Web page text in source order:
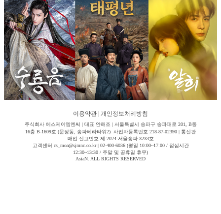
이용약관 개인정보처리방침
주식회사 에스제이엠엔씨 | 대표 안해조 | 서울특별시 송파구 송파대로 201, B동
16층 B-1609호 (문정동, 송파테라타워2) 사업자등록번호 218-87-02390 | 통신판
매업 신고번호 제-2024-서울송파-3233호
고객센터 cs_moa@sjmnc.co.kr | 02-400-6036 (평일 10:00~17:00 / 점심시간
12:30~13:30 / 주말 및 공휴일 휴무)
AsiaN. ALL RIGHTS RESERVED